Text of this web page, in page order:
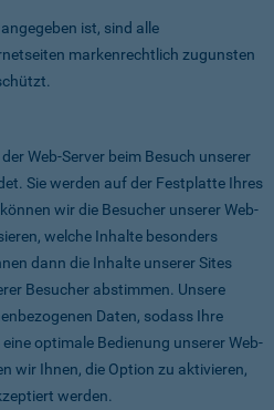
ist, sind alle
markenrechtlich zugunsten
Web-Server beim Besuch unserer
Sie werden auf der Festplatte Ihres
wir die Besucher unserer Web-
welche Inhalte besonders
dann die Inhalte unserer Sites
Besucher abstimmen. Unsere
Daten, sodass Ihre
optimale Bedienung unserer Web-
wir Ihnen, die Option zu aktivieren,
werden.